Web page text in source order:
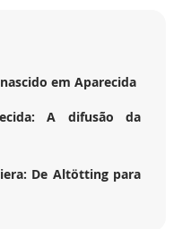
em Aparecida
A difusão da
De Altötting para